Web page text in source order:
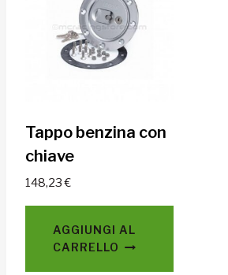
Tappo benzina con
chiave
148,23€
AGGIUNGI AL
CARRELLO